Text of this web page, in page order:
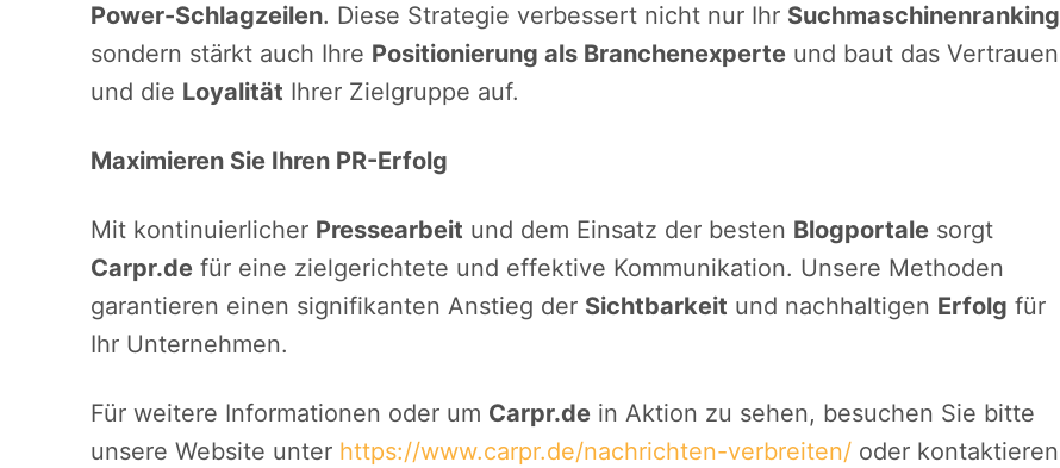
Power-Schlagzeilen. Diese Strategie verbessert nicht nur Ihr Suchmaschinenranking
sondern stärkt auch Ihre Positionierung als Branchenexperte und baut das Vertrauen
und die Loyalität Ihrer Zielgruppe auf.
Maximieren Sie Ihren PR-Erfolg
Mit kontinuierlicher Pressearbeit und dem Einsatz der besten Blogportale sorgt
Carpr.de für eine zielgerichtete und effektive Kommunikation. Unsere Methoden
garantieren einen signifikanten Anstieg der Sichtbarkeit und nachhaltigen Erfolg für
Ihr Unternehmen.
Für weitere Informationen oder um Carpr.de in Aktion zu sehen, besuchen Sie bitte
unsere Website unter https://www.carpr.de/nachrichten-verbreiten/ oder kontaktieren